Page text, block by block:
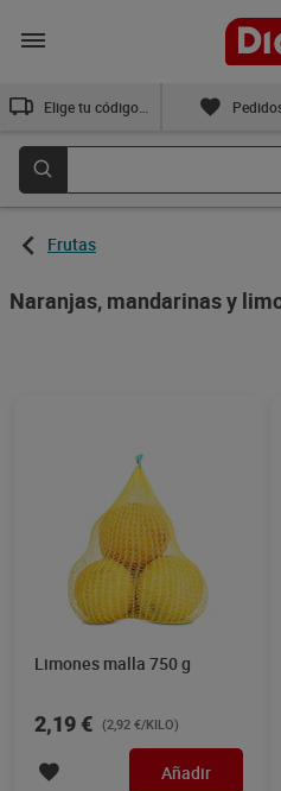
Frutas
Naranjas, mandarinas y
Limones malla 750 g
2,19 € (2,92 €/KILO)
Añadir